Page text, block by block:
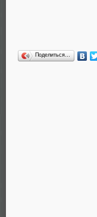
Поделиться…